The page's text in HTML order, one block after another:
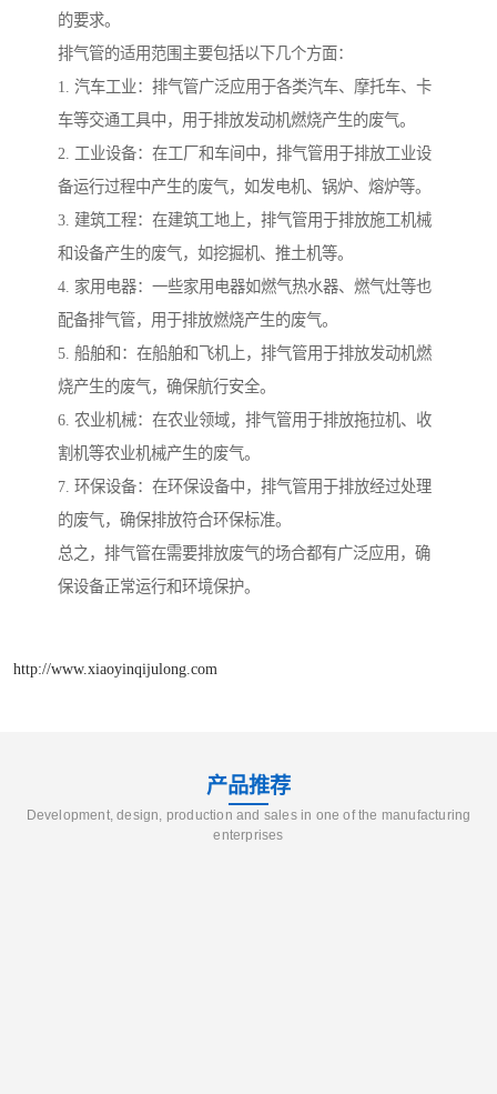
的要求。
排气管的适用范围主要包括以下几个方面：
1. 汽车工业：排气管广泛应用于各类汽车、摩托车、卡
车等交通工具中，用于排放发动机燃烧产生的废气。
2. 工业设备：在工厂和车间中，排气管用于排放工业设
备运行过程中产生的废气，如发电机、锅炉、熔炉等。
3. 建筑工程：在建筑工地上，排气管用于排放施工机械
和设备产生的废气，如挖掘机、推土机等。
4. 家用电器：一些家用电器如燃气热水器、燃气灶等也
配备排气管，用于排放燃烧产生的废气。
5. 船舶和：在船舶和飞机上，排气管用于排放发动机燃
烧产生的废气，确保航行安全。
6. 农业机械：在农业领域，排气管用于排放拖拉机、收
割机等农业机械产生的废气。
7. 环保设备：在环保设备中，排气管用于排放经过处理
的废气，确保排放符合环保标准。
总之，排气管在需要排放废气的场合都有广泛应用，确
保设备正常运行和环境保护。
http://www.xiaoyinqijulong.com
产品推荐
Development, design, production and sales in one of the manufacturing
enterprises